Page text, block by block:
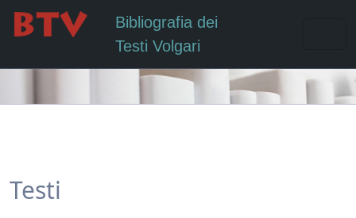
Bibliografia dei
Testi Volgari
Testi